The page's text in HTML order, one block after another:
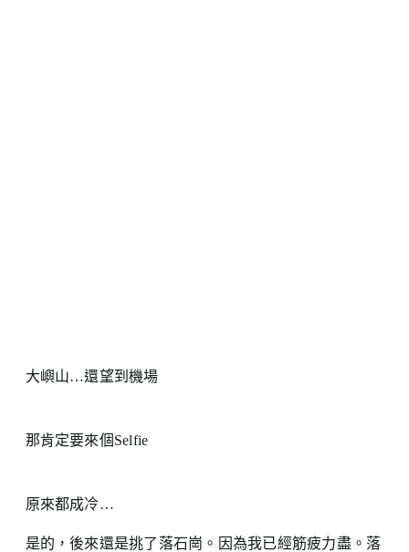
大嶼山…還望到機場
那肯定要來個Selfie
原來都成冷…
是的，後來還是挑了落石崗。因為我已經筋疲力盡。落